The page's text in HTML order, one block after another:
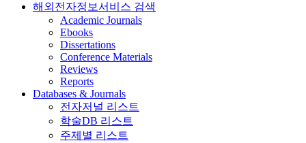
해외전자정보서비스 검색
Academic Journals
Ebooks
Dissertations
Conference Materials
Reviews
Reports
Databases & Journals
전자저널 리스트
학술DB 리스트
주제별 리스트